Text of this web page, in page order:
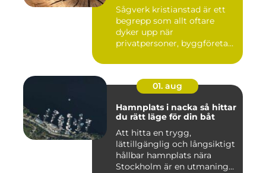
Sågverk kristianstad är ett
begrepp som allt oftare
dyker upp när
privatpersoner, byggföretag
01. aug
Hamnplats i nacka så hittar
du rätt läge för din båt
Att hitta en trygg,
lättillgänglig och långsiktigt
hållbar hamnplats nära
Stockholm är en utmaning